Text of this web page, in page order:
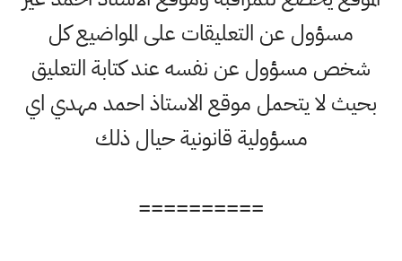
مسؤول عن التعليقات على المواضيع كل
شخص مسؤول عن نفسه عند كتابة التعليق
بحيث لا يتحمل موقع الاستاذ احمد مهدي اي
مسؤولية قانونية حيال ذلك
==========